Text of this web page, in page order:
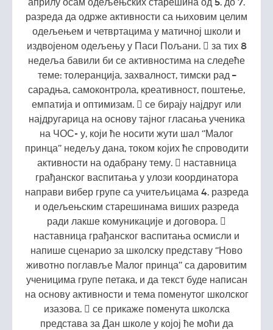
разреда да одрже активности са њиховим целим
одељењем и четвртацима у матичној школи и
издвојеном одељењу у Паси Пољани.  за тих 8
недеља бавили би се активностима на следеће
теме: толеранција, захвалност, тимски рад –
сарадња, самоконтрола, креативност, поштење,
емпатија и оптимизам.  се бирају најдруг или
најдругарица на основу тајног гласања ученика
на ЧОС- у, који ће носити жути шал ‘’Малог
принца’’ недељу дана, током којих ће спроводити
активности на одабрану тему.  наставница
грађанског васпитања у улози координатора
направи вибер групе са учитељицама 4. разреда
и одељењским старешинама виших разреда
ради лакше комуникације и договора. 
наставница грађанског васпитања осмисли и
напише сценарио за школску представу ‘’Ново
животно поглавље Малог принца’’ са даровитим
ученицима групе петака, и да текст буде написан
на основу активности и тема поменутог школског
изазова.  се прикаже поменута школска
представа за Дан школе у којој ће моћи да